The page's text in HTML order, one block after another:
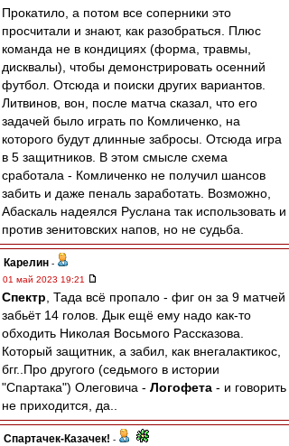
Прокатило, а потом все соперники это
просчитали и знают, как разобраться. Плюс
команда не в кондициях (форма, травмы,
дисквалы), чтобы демонстрировать осенний
футбол. Отсюда и поиски других вариантов.
Литвинов, вон, после матча сказал, что его
задачей было играть по Комличенко, на
которого будут длинные забросы. Отсюда игра
в 5 защитников. В этом смысле схема
сработала - Комличенко не получил шансов
забить и даже пеналь заработать. Возможно,
Абаскаль надеялся Руслана так использовать и
против зенитовских напов, но не судьба.
Карелин -
01 май 2023 19:21
Спектр , Тада всё пропало - фиг он за 9 матчей
забьёт 14 голов. Дык ещё ему надо как-то
обходить Николая Восьмого Рассказова.
Который защитник, а забил, как внегалактикос,
бгг..Про другого (седьмого в истории
"Спартака") Олеговича - Логофета - и говорить
не приходится, да..
Спартачек-Казачек! -